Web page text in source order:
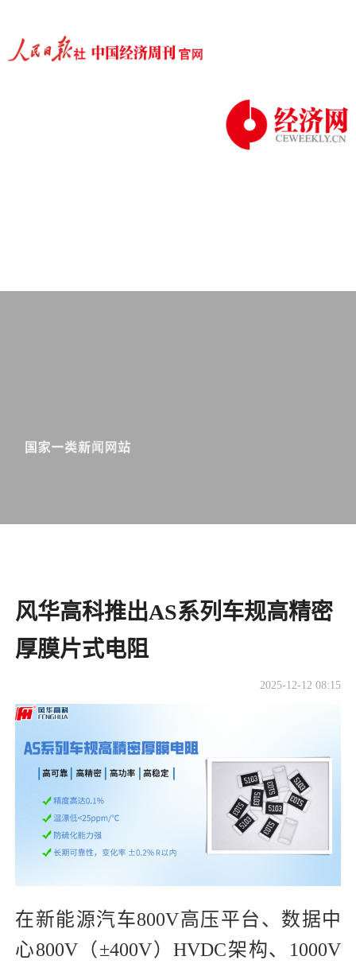
风华高科推出AS系列车规高精密
厚膜片式电阻
2025-12-12 08:15
在新能源汽车800V高压平台、数据中
心800V（±400V）HVDC架构、1000V